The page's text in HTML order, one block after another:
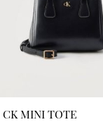
CK MINI TOTE